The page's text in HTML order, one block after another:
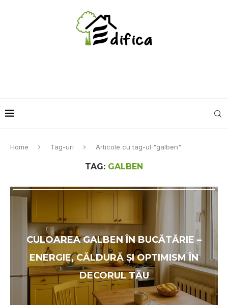
Home Tag-uri Articole cu tag-ul "galben"
TAG: GALBEN
CULOAREA GALBEN ÎN BUCĂTĂRIE –
ENERGIE, CĂLDURĂ ȘI OPTIMISM ÎN
DECORUL TĂU